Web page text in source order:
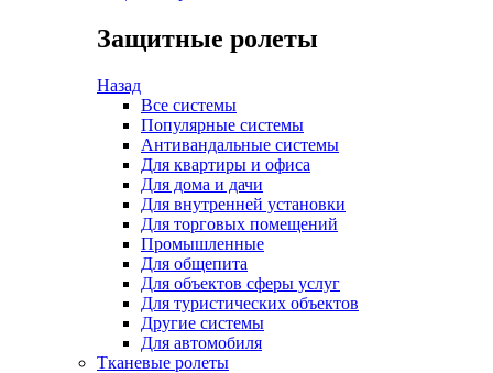
Защитные ролеты
Назад
Все системы
Популярные системы
Антивандальные системы
Для квартиры и офиса
Для дома и дачи
Для внутренней установки
Для торговых помещений
Промышленные
Для общепита
Для объектов сферы услуг
Для туристических объектов
Другие системы
Для автомобиля
Тканевые ролеты